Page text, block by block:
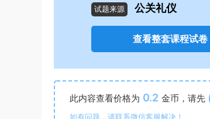
试题来源 公关礼仪
查看整套课程试卷
此内容查看价格为 0.2 金币，请先
如有问题，请联系微信客服解决！